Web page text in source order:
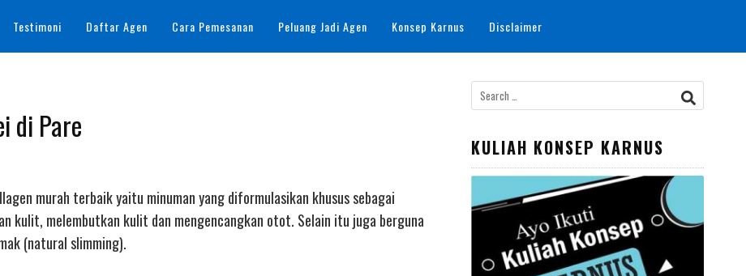
Testimoni Daftar Agen Cara Pemesanan Peluang Jadi Agen Konsep Karnus Disclaimer
di Pare
murah terbaik yaitu minuman yang diformulasikan khusus sebagai
kulit, melembutkan kulit dan mengencangkan otot. Selain itu juga berguna
(natural slimming).
Search
for:
KULIAH KONSEP KARNUS